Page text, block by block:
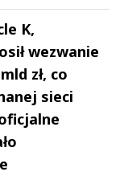
K,
wezwanie
zł, co
sieci